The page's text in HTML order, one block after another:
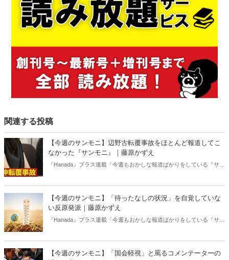
関連する投稿
【今週のサンモニ】辺野古転覆事故をほとんど報道してこ
なかった『サンモニ』｜藤原かずえ
『Hanada』プラス連載「今週もおかしな報道ばかりをしている『サン
【今週のサンモニ】「待ったなしの状況」を自覚していな
い反原発派｜藤原かずえ
『Hanada』プラス連載「今週もおかしな報道ばかりをしている『サン
【今週のサンモニ】「国会軽視」と罵るコメンテーターの